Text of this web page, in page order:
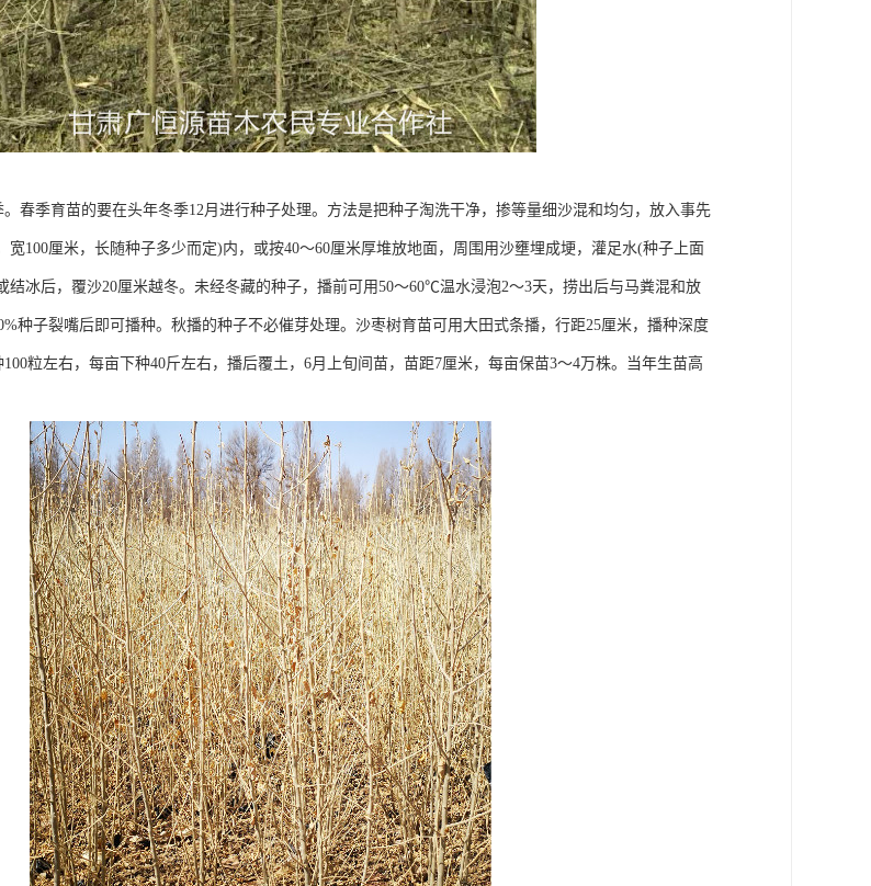
春季育苗的要在头年冬季12月进行种子处理。方法是把种子淘洗干净，掺等量细沙混和均匀，放入事先
宽100厘米，长随种子多少而定)内，或按40～60厘米厚堆放地面，周围用沙壅埋成埂，灌足水(种子上面
结冰后，覆沙20厘米越冬。未经冬藏的种子，播前可用50～60℃温水浸泡2～3天，捞出后与马粪混和放
种子裂嘴后即可播种。秋播的种子不必催芽处理。沙枣树育苗可用大田式条播，行距25厘米，播种深度
粒左右，每亩下种40斤左右，播后覆土，6月上旬间苗，苗距7厘米，每亩保苗3～4万株。当年生苗高